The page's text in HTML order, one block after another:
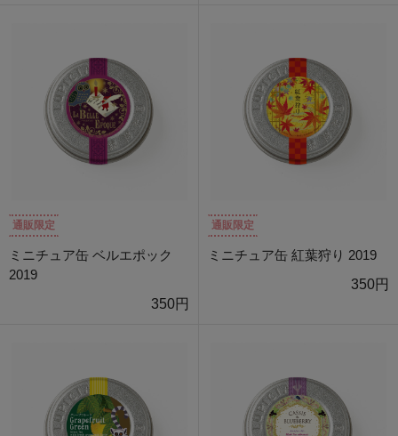
通販限定
ミニチュア缶 ベルエポック
2019
350円
通販限定
ミニチュア缶 紅葉狩り 2019
350円